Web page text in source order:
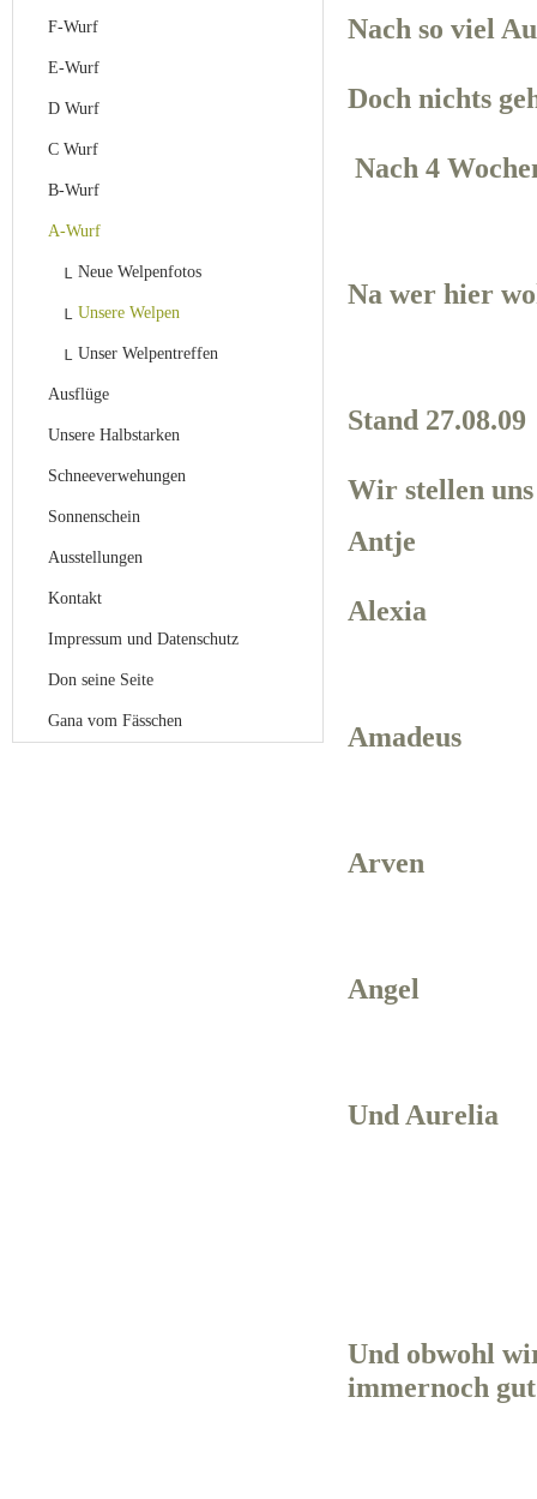
F-Wurf
E-Wurf
D Wurf
C Wurf
B-Wurf
A-Wurf
Neue Welpenfotos
Unsere Welpen
Unser Welpentreffen
Ausflüge
Unsere Halbstarken
Schneeverwehungen
Sonnenschein
Ausstellungen
Kontakt
Impressum und Datenschutz
Don seine Seite
Gana vom Fässchen
Nach so viel
Doch nichts
Nach 4
Na wer hier
Stand 27.08.09
Wir stellen
Antje
Alexia
Amadeus
Arven
Angel
Und Aurelia
Und obwohl
immernoch